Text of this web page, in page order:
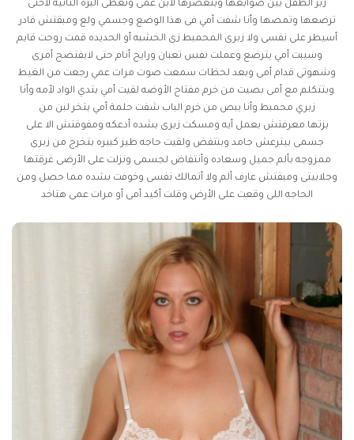
زبر الطفل بين صوابعها وبتعصرها لأبن عمى وتعطى البزه التانيه لأختى
ترضعها وتمصها وأنا شفت أمي فى هذا الوضع وجسمي ولع ومبقتش قادر
أسيطر على نفسى ولا زبرى المحمبط زى الخشبه أو الحديده قمت روحت قايم
وسيبت أمي بترضع وعملت نفس تعبان ورايح أنام حتى لايفتضح أمرى
وشهوتى قدام أمى وبعد لحظات سمعت صوت مرات عمي رجعت من الغيط
وبتتكلم مع أمى بصيت من خرم مفتاح الأوضه لقيت أمي بتدي الواد لأمه وأنا
زبري محمبط وأنا ببص من خرم الباب شفت حلمة أمي بتخر لبن من
بزتها.معرفتش بعمل أيه ومسكت زبرى بشده أدعكه ومفوقتش الا على
جسمى بيترعش جامد وبنتفض ولقيت حاجه طيز كبيره بتخرج من زبرى
ممزوجه بألم جميل وسعاده وأنتفاض لجسمى ونزلت على الأرضى غرقتها
وجلابيتى ومبقتش عارف ألم ولا أتمالك نفسى وخوفت بشده مما حصل ومن
الحاجه اللى وقعت على الأرض وقلت أكيد أمى أو مرات عمى هتاخد